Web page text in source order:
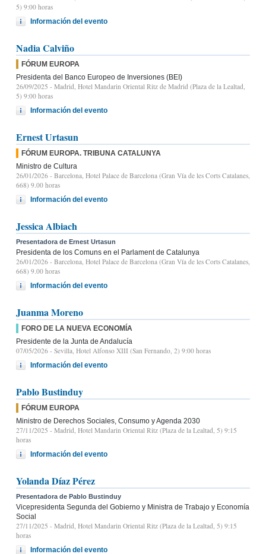
5) 9:00 horas
Información del evento
Nadia Calviño
FÓRUM EUROPA
Presidenta del Banco Europeo de Inversiones (BEI)
26/09/2025 - Madrid, Hotel Mandarin Oriental Ritz de Madrid (Plaza de la Lealtad,
5) 9:00 horas
Información del evento
Ernest Urtasun
FÓRUM EUROPA. TRIBUNA CATALUNYA
Ministro de Cultura
26/01/2026 - Barcelona, Hotel Palace de Barcelona (Gran Vía de les Corts Catalanes,
668) 9.00 horas
Información del evento
Jessica Albiach
Presentadora de Ernest Urtasun
Presidenta de los Comuns en el Parlament de Catalunya
26/01/2026 - Barcelona, Hotel Palace de Barcelona (Gran Vía de les Corts Catalanes,
668) 9.00 horas
Información del evento
Juanma Moreno
FORO DE LA NUEVA ECONOMÍA
Presidente de la Junta de Andalucía
07/05/2026 - Sevilla, Hotel Alfonso XIII (San Fernando, 2) 9:00 horas
Información del evento
Pablo Bustinduy
FÓRUM EUROPA
Ministro de Derechos Sociales, Consumo y Agenda 2030
27/11/2025 - Madrid, Hotel Mandarin Oriental Ritz (Plaza de la Lealtad, 5) 9:15
horas
Información del evento
Yolanda Díaz Pérez
Presentadora de Pablo Bustinduy
Vicepresidenta Segunda del Gobierno y Ministra de Trabajo y Economía
Social
27/11/2025 - Madrid, Hotel Mandarin Oriental Ritz (Plaza de la Lealtad, 5) 9:15
horas
Información del evento